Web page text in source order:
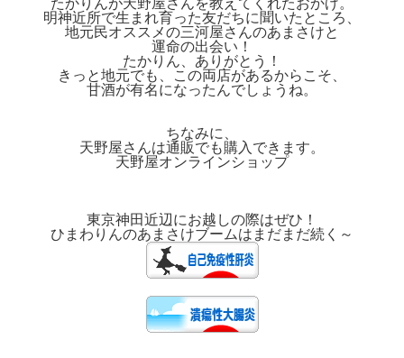
たかりんが天野屋さんを教えてくれたおかげ。
明神近所で生まれ育った友だちに聞いたところ、
地元民オススメの三河屋さんのあまさけと
運命の出会い！
たかりん、ありがとう！
きっと地元でも、この両店があるからこそ、
甘酒が有名になったんでしょうね。
ちなみに、
天野屋さんは通販でも購入できます。
天野屋オンラインショップ
東京神田近辺にお越しの際はぜひ！
ひまわりんのあまさけブームはまだまだ続く～